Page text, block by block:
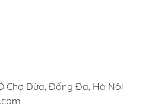
Chợ Dừa, Đống Đa, Hà Nội